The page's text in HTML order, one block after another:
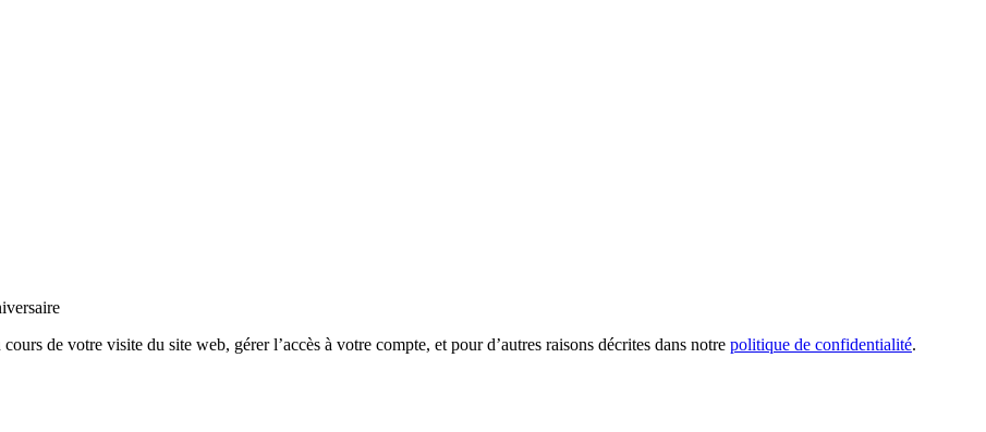
de votre visite du site web, gérer l’accès à votre compte, et pour d’autres raisons décrites dans notre politique de confidentialité.